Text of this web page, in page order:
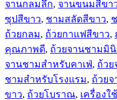
จานกลมลึก, จานขนมสีขา
ซุปสีขาว, ชามสลัดสีขาว,
ถ้วยกลม, ถ้วยกาแฟสีขาว,
คุณภาพดี, ถ้วยจานชามมิ
จานชามสำหรับคาเฟ่, ถ้ว
ชามสำหรับโรงแรม, ถ้วยจ
ขาว, ถ้วยโบราณ, เครื่องใ